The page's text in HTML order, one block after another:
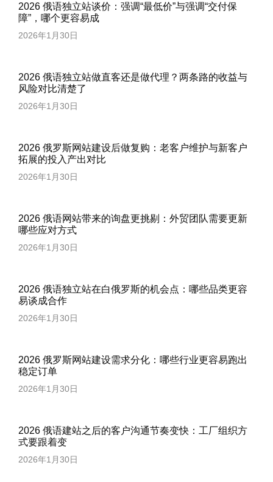
2026 俄语独立站谈价：强调“最低价”与强调“交付保
障”，哪个更容易成
2026年1月30日
2026 俄语独立站做直客还是做代理？两条路的收益与
风险对比清楚了
2026年1月30日
2026 俄罗斯网站建设后做复购：老客户维护与新客户
拓展的投入产出对比
2026年1月30日
2026 俄语网站带来的询盘更挑剔：外贸团队需要更新
哪些应对方式
2026年1月30日
2026 俄语独立站在白俄罗斯的机会点：哪些品类更容
易谈成合作
2026年1月30日
2026 俄罗斯网站建设需求分化：哪些行业更容易跑出
稳定订单
2026年1月30日
2026 俄语建站之后的客户沟通节奏变快：工厂组织方
式要跟着变
2026年1月30日